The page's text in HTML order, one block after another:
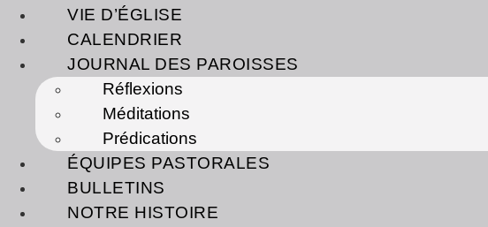
VIE D’ÉGLISE
CALENDRIER
JOURNAL DES PAROISSES
Réflexions
Méditations
Prédications
ÉQUIPES PASTORALES
BULLETINS
NOTRE HISTOIRE